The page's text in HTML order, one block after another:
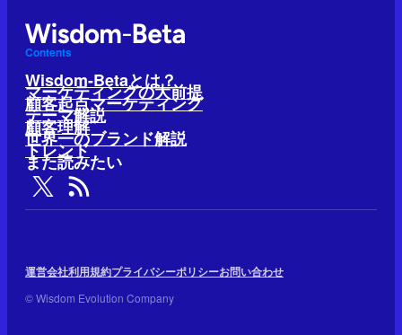
Contents
Wisdom-Betaとは？
マーケティングの大前提
顧客起点マーケティング
テーマ解説
顧客理解
世界一のブランド解説
トレンド
また読みたい
運営会社利用規約プライバシーポリシーお問い合わせ
© Wisdom Evolution Company